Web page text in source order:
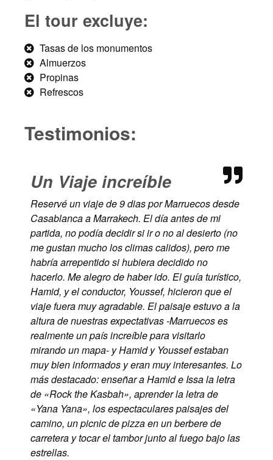
El tour excluye:
Tasas de los monumentos
Almuerzos
Propinas
Refrescos
Testimonios:
Un Viaje increíble
Reservé un viaje de 9 dias por Marruecos desde
Casablanca a Marrakech. El día antes de mi
partida, no podía decidir si ir o no al desierto (no
me gustan mucho los climas calidos), pero me
habría arrepentido si hubiera decidido no
hacerlo. Me alegro de haber ido. El guía turístico,
Hamid, y el conductor, Youssef, hicieron que el
viaje fuera muy agradable. El paisaje estuvo a la
altura de nuestras expectativas -Marruecos es
realmente un país increíble para visitarlo
mirando un mapa- y Hamid y Youssef estaban
muy bien informados y eran muy interesantes. Lo
más destacado: enseñar a Hamid e Issa la letra
de «Rock the Kasbah», aprender la letra de
«Yana Yana», los espectaculares paisajes del
camino, un picnic de pizza en un berbere de
carretera y tocar el tambor junto al fuego bajo las
estrellas.